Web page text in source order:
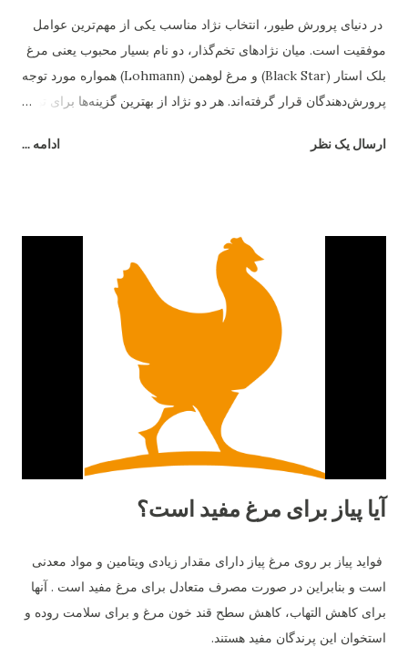
در دنیای پرورش طیور، انتخاب نژاد مناسب یکی از مهم‌ترین عوامل
موفقیت است. میان نژادهای تخم‌گذار، دو نام بسیار محبوب یعنی مرغ
بلک استار (Black Star) و مرغ لوهمن (Lohmann) همواره مورد توجه
پرورش‌دهندگان قرار گرفته‌اند. هر دو نژاد از بهترین گزینه‌ها برای تولید
نگهداری دارند. در این مقاله به بررسی دقیق تفاوت مرغ بلک استار و
در شرایط متنوع آب‌وهوایی عملکرد خوبی نشان دهد. در مقابل، مرغ
اصلاح‌نژاد شده و به‌صورت اختصاصی برای تولید تخم‌مرغ تجاری
طراحی گردیده است. ۲. میزان تخم‌گذاری تفاوت اصلی میان این دو
عدد تخم‌مرغ در سال تولید می‌کند. در حالی‌که مرغ بلک استار کمی
ارسال یک نظر ادامه ...
آیا پیاز برای مرغ مفید است؟
فواید پیاز بر روی مرغ پیاز دارای مقدار زیادی ویتامین و مواد معدنی
است و بنابراین در صورت مصرف متعادل برای مرغ مفید است . آنها
برای کاهش التهاب، کاهش سطح قند خون مرغ و برای سلامت روده و
استخوان این پرندگان مفید هستند.